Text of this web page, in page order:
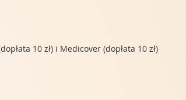
10 zł) i Medicover (dopłata 10 zł)